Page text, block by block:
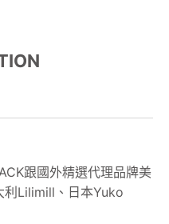
跟國外精選代理品牌美
利Lilimill、日本Yuko